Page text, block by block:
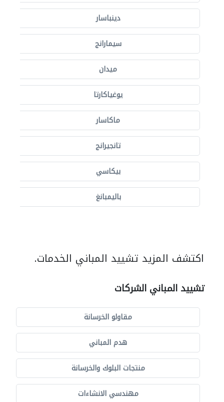
دينباسار
سيمارانج
ميدان
يوغياكارتا
ماكاسار
تانجيرانج
بيكاسي
باليمبانغ
اكتشف المزيد تشييد المباني الخدمات.
تشييد المباني الشركات
مقاولو الخرسانة
هدم المباني
منتجات البلوك والخرسانة
مهندسي الانشاءات